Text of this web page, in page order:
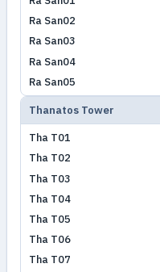
Ra San02
Ra San03
Ra San04
Ra San05
Thanatos Tower
Tha T01
Tha T02
Tha T03
Tha T04
Tha T05
Tha T06
Tha T07